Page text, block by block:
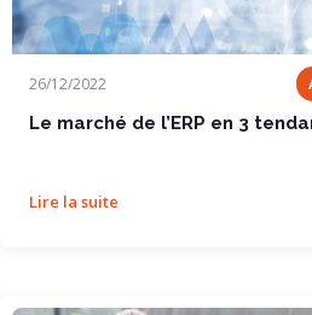
26/12/2022
Le marché de l’ERP en 3
Lire la suite